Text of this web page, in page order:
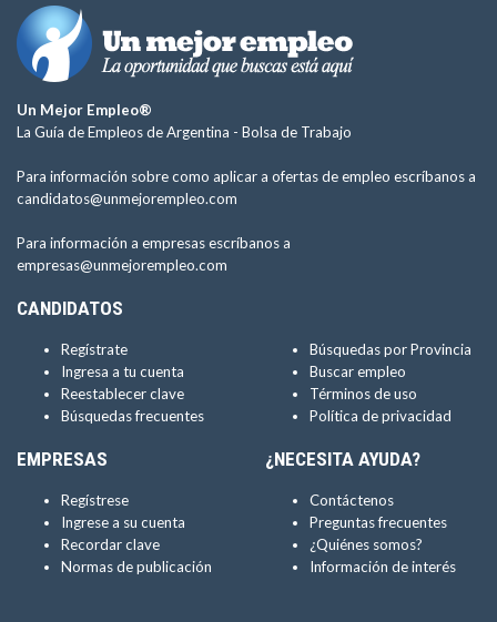
Un Mejor Empleo®
La Guía de Empleos de Argentina - Bolsa de Trabajo
Para información sobre como aplicar a ofertas de empleo escríbanos a
candidatos@unmejorempleo.com
Para información a empresas escríbanos a
empresas@unmejorempleo.com
CANDIDATOS
Regístrate
Ingresa a tu cuenta
Reestablecer clave
Búsquedas frecuentes
Búsquedas por Provincia
Buscar empleo
Términos de uso
Política de privacidad
EMPRESAS
Regístrese
Ingrese a su cuenta
Recordar clave
Normas de publicación
¿NECESITA AYUDA?
Contáctenos
Preguntas frecuentes
¿Quiénes somos?
Información de interés